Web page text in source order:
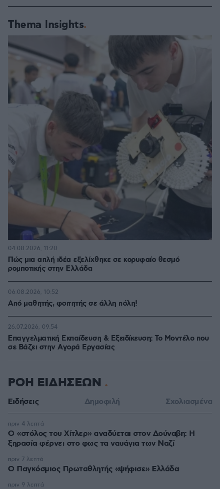
Thema Insights
Πώς μια απλή ιδέα εξελίχθηκε σε κορυφαίο θεσμό
ρομποτικής στην Ελλάδα
04.08.2026, 11:20
Από μαθητής, φοιτητής σε άλλη πόλη!
06.08.2026, 10:52
Επαγγελματική Εκπαίδευση & Εξειδίκευση: Το Mοντέλο που
σε Bάζει στην Aγορά Eργασίας
26.07.2026, 09:54
ΡΟΗ ΕΙΔΗΣΕΩΝ
Ειδήσεις Δημοφιλή Σχολιασμένα
Ο «στόλος του Χίτλερ» αναδύεται στον Δούναβη: Η
ξηρασία φέρνει στο φως τα ναυάγια των Ναζί
πριν 4 λεπτά
Ο Παγκόσμιος Πρωταθλητής «ψήφισε» Ελλάδα
πριν 7 λεπτά
πριν 9 λεπτά